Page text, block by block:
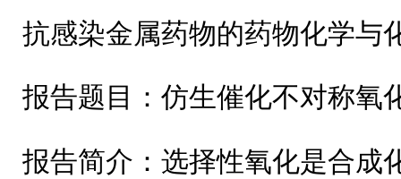
抗感染金属药物的药物化学与
报告题目：仿生催化不对称氧
报告简介：选择性氧化是合成